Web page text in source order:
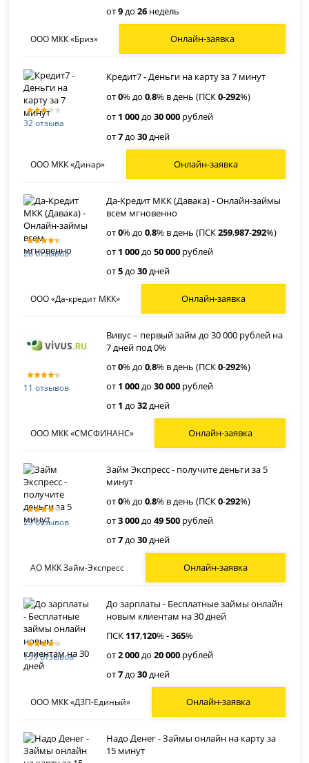
от9до26 недель
ООО МКК «Бриз» Онлайн-заявка
32 отзыва
Кредит7 - Деньги на карту за 7 минут
от0% до0,8% в день (ПСК0-292%)
от 1 000до30 000 рублей
от7до30дней
ООО МКК «Динар» Онлайн-заявка
28 отзывов
Да-Кредит МКК (Давака) - Онлайн-займы
всем мгновенно
от0% до0,8% в день (ПСК259,987-292%)
от 1 000до50 000 рублей
от5до30дней
ООО «Да-кредит МКК» Онлайн-заявка
11 отзывов
Вивус – первый займ до 30 000 рублей на
7 дней под 0%
от0% до0,8% в день (ПСК0-292%)
от 1 000до30 000 рублей
от 1 до32дней
ООО МКК «СМСФИНАНС» Онлайн-заявка
29 отзывов
Займ Экспресс - получите деньги за 5
минут
от0% до0,8% в день (ПСК0-292%)
от3 000до49 500 рублей
от7до30дней
АО МКК Займ-Экспресс Онлайн-заявка
159 отзывов
До зарплаты - Бесплатные займы онлайн
новым клиентам на 30 дней
ПСК 117,120% -365%
от2 000до20 000 рублей
от7до30дней
ООО МКК «ДЗП-Единый» Онлайн-заявка
Надо Денег - Займы онлайн на карту за
15 минут